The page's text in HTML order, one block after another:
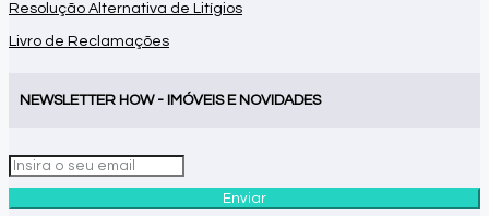
Resolução Alternativa de Litígios
Livro de Reclamações
NEWSLETTER HOW - IMÓVEIS E NOVIDADES
Enviar